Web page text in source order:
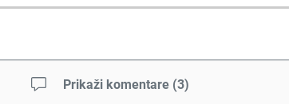
Prikaži komentare (3)